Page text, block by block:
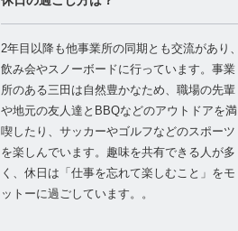
2年目以降も他事業所の同期とも交流があり、
飲み会やスノーボードに行っています。事業
所のある三田は自然豊かなため、職場の先輩
や地元の友人達とBBQなどのアウトドアを満
喫したり、サッカーやゴルフなどのスポーツ
を楽しんでいます。趣味を共有できる人が多
く、休日は「仕事を忘れて楽しむこと」をモ
ットーに過ごしています。。